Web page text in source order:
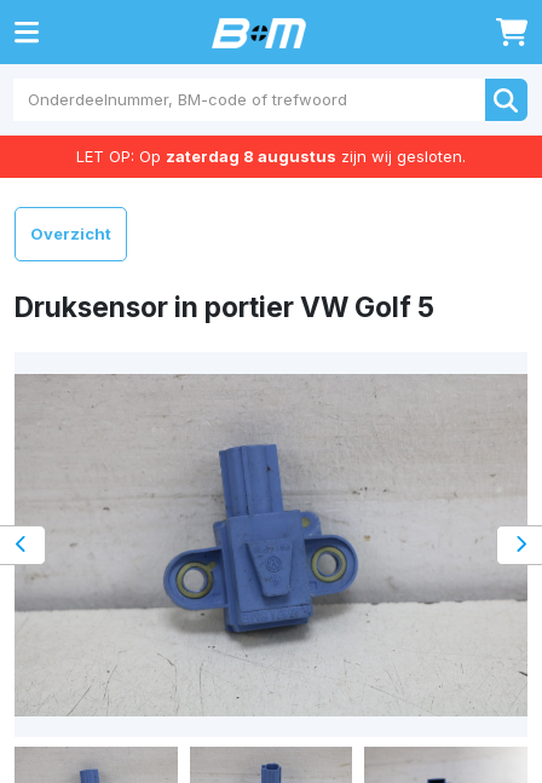
0
LET OP: Op zaterdag 8 augustus zijn wij gesloten.
Overzicht
Druksensor in portier VW Golf 5